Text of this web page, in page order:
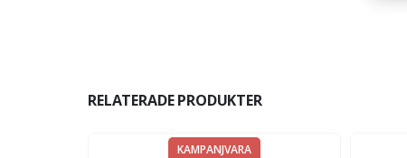
RELATERADE PRODUKTER
KAMPANJVARA